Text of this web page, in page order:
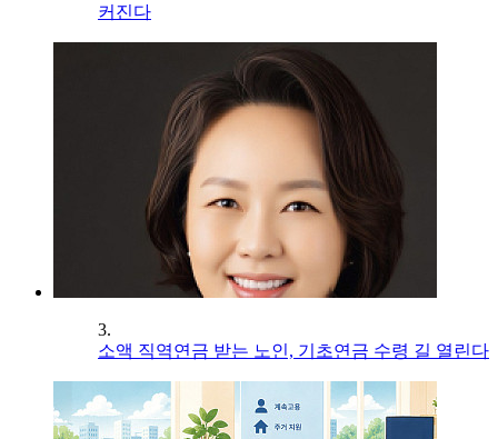
커진다
3.
소액 직역연금 받는 노인, 기초연금 수령 길 열린다